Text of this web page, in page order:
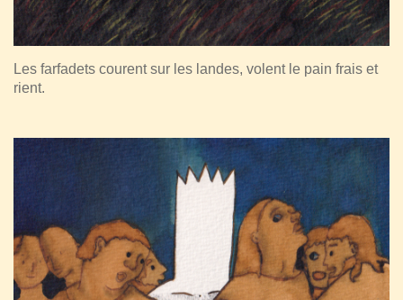
Les farfadets courent sur les landes, volent le pain frais et
rient.